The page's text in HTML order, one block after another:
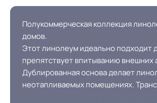
Допуск изменения рабочего слоя
Доп. защита рабочего слоя
Полукоммерческая коллекция
домов.
Этот линолеум идеально подходит
препятствует впитыванию внешних
Дублированная основа делает
неотапливаемых помещениях.